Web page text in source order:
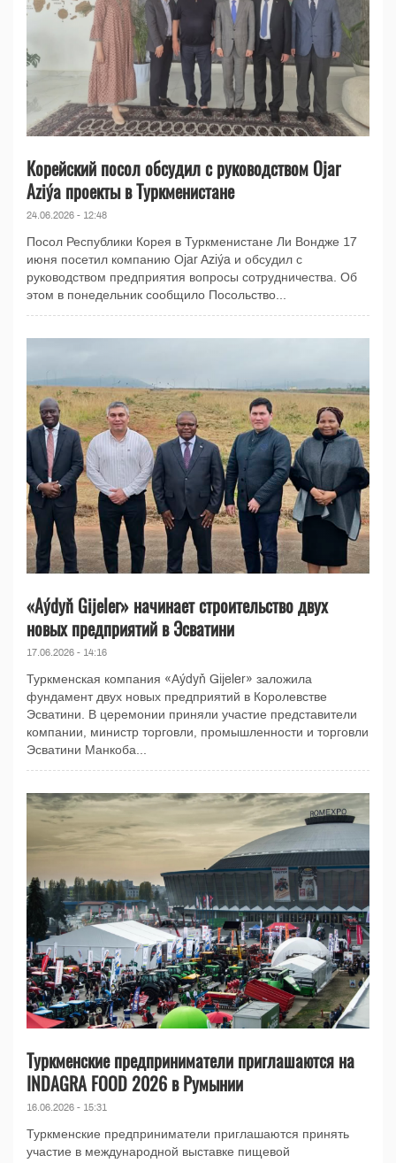
Корейский посол обсудил с руководством Ojar
Aziýa проекты в Туркменистане
24.06.2026 - 12:48
Посол Республики Корея в Туркменистане Ли Вондже 17
июня посетил компанию Ojar Aziýa и обсудил с
руководством предприятия вопросы сотрудничества. Об
этом в понедельник сообщило Посольство...
«Aýdyň Gijeler» начинает строительство двух
новых предприятий в Эсватини
17.06.2026 - 14:16
Туркменская компания «Aýdyň Gijeler» заложила
фундамент двух новых предприятий в Королевстве
Эсватини. В церемонии приняли участие представители
компании, министр торговли, промышленности и торговли
Эсватини Манкоба...
Туркменские предприниматели приглашаются на
INDAGRA FOOD 2026 в Румынии
16.06.2026 - 15:31
Туркменские предприниматели приглашаются принять
участие в международной выставке пищевой